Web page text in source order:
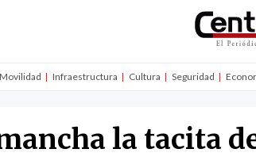
Movilidad Infraestructura Cultura Seguridad
la tacita